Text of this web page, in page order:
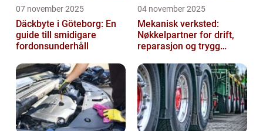
07 november 2025
Däckbyte i Göteborg: En
guide till smidigare
fordonsunderhåll
04 november 2025
Mekanisk verksted:
Nøkkelpartner for drift,
reparasjon og trygg